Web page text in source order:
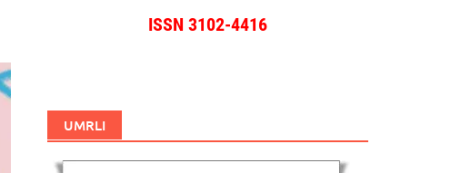
ISSN 3102-4416
UMRLI